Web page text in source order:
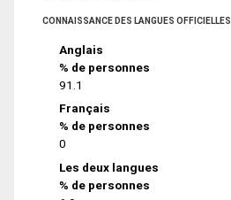
CONNAISSANCE DES LANGUES OFFICIELLES
Anglais
% de personnes
91.1
Français
% de personnes
0
Les deux langues
% de personnes